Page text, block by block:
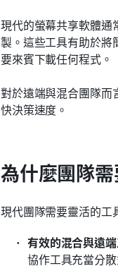
現代的螢幕共享軟體通
製。這些工具有助於將
要來賓下載任何程式。
對於遠端與混合團隊而
快決策速度。
為什麼團隊
現代團隊需要靈活的工
有效的混合與遠
協作工具充當分